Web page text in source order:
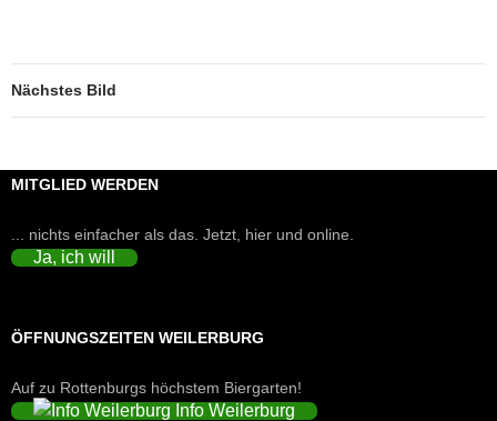
Nächstes Bild
MITGLIED WERDEN
... nichts einfacher als das. Jetzt, hier und online.
Ja, ich will
ÖFFNUNGSZEITEN WEILERBURG
Auf zu Rottenburgs höchstem Biergarten!
Info Weilerburg